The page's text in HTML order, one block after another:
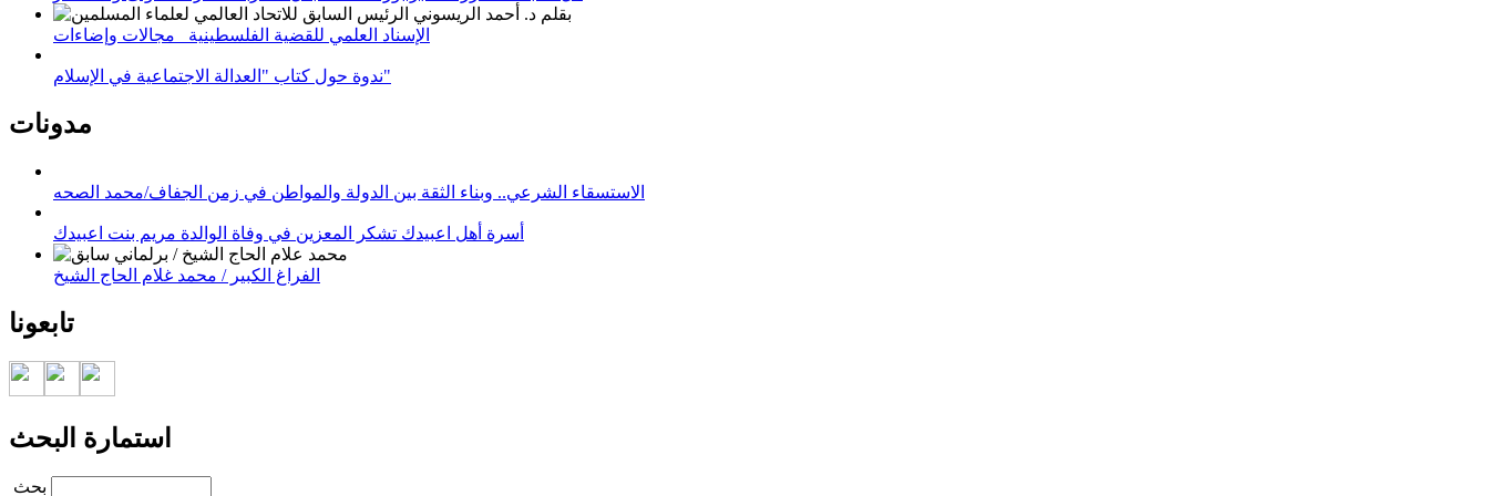
الإسناد العلمي للقضية الفلسطينية_ مجالات وإضاءات
ندوة حول كتاب "العدالة الاجتماعية في الإسلام"
مدونات
الاستسقاء الشرعي.. وبناء الثقة بين الدولة والمواطن في زمن الجفاف/محمد الصحه
أسرة أهل اعبيدك تشكر المعزين في وفاة الوالدة مريم بنت اعبيدك
الفراغ الكبير / محمد غلام الحاج الشيخ
تابعونا
استمارة البحث
‏بحث ‏